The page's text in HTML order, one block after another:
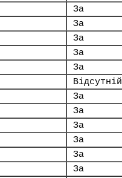
За
За
За
За
За
Відсутній
За
За
За
За
За
За